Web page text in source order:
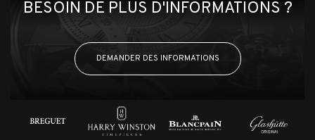
BESOIN DE PLUS D'INFORMATIONS ?
DEMANDER DES INFORMATIONS